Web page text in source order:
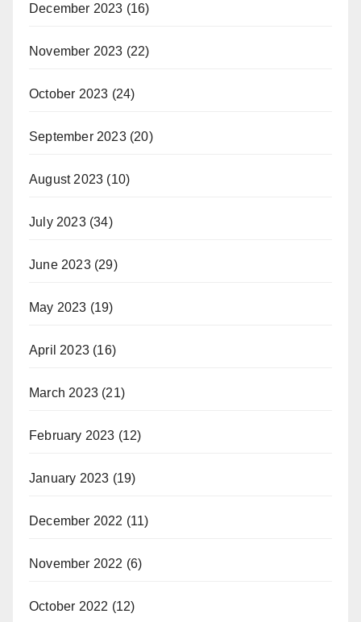
December 2023 (16)
November 2023 (22)
October 2023 (24)
September 2023(20)
August 2023 (10)
July 2023(34)
June 2023(29)
May 2023 (19)
April 2023 (16)
March 2023 (21)
February 2023 (12)
January 2023 (19)
December 2022 (11)
November 2022 (6)
October 2022 (12)